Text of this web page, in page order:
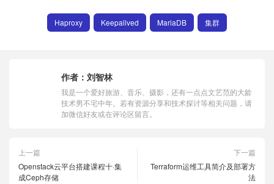
Haproxy Keepalived MariaDB 集群
作者： 刘智林
我是一个爱好旅游、音乐、摄影，还有一点点文艺范的大龄
技术男不宅中年。若有资源分享和技术探讨等相关问题，请
加微信好友或在评论区留言。
上一篇
Openstack云平台搭建课程十·集
成Ceph存储
下一篇
Terraform运维工具简介及部署方
法